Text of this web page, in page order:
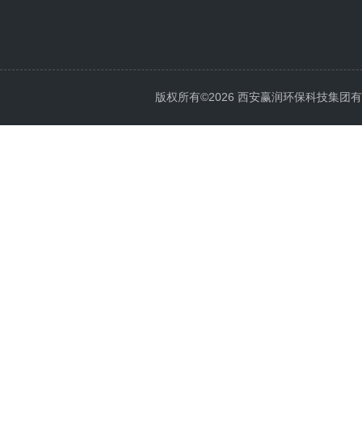
版权所有©2026 西安赢润环保科技集团